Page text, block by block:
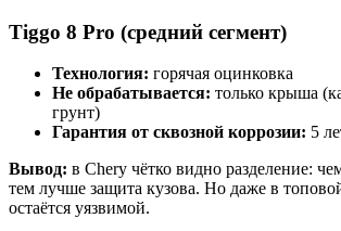
Tiggo 8 Pro (средний сегмент)
Технология: горячая оцинковка
Не обрабатывается: только крыша
грунт)
Гарантия от сквозной коррозии: 5
Вывод: в Chery чётко видно разделение:
тем лучше защита кузова. Но даже в
остаётся уязвимой.